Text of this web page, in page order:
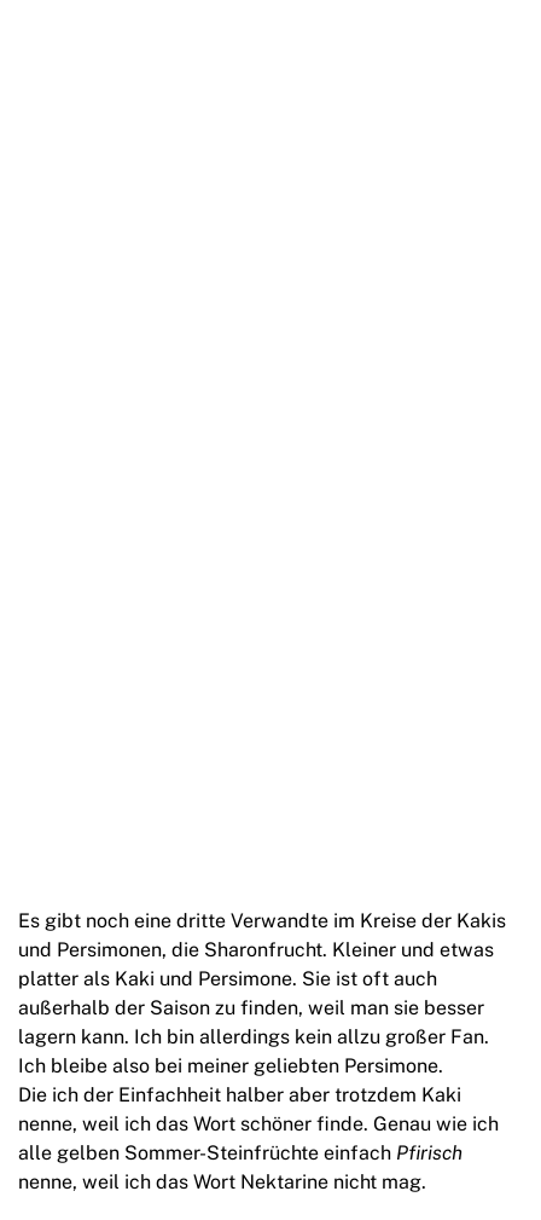
Es gibt noch eine dritte Verwandte im Kreise der Kakis
und Persimonen, die Sharonfrucht. Kleiner und etwas
platter als Kaki und Persimone. Sie ist oft auch
außerhalb der Saison zu finden, weil man sie besser
lagern kann. Ich bin allerdings kein allzu großer Fan.
Ich bleibe also bei meiner geliebten Persimone.
Die ich der Einfachheit halber aber trotzdem Kaki
nenne, weil ich das Wort schöner finde. Genau wie ich
alle gelben Sommer-Steinfrüchte einfach Pfirisch
nenne, weil ich das Wort Nektarine nicht mag.